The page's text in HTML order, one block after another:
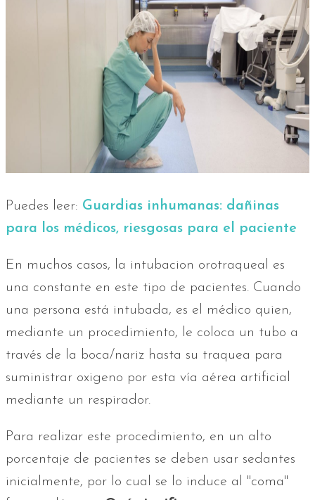
Puedes leer: Guardias inhumanas: dañinas
para los médicos, riesgosas para el paciente
En muchos casos, la intubacion orotraqueal es
una constante en este tipo de pacientes. Cuando
una persona está intubada, es el médico quien,
mediante un procedimiento, le coloca un tubo a
través de la boca/nariz hasta su traquea para
suministrar oxigeno por esta vía aérea artificial
mediante un respirador.
Para realizar este procedimiento, en un alto
porcentaje de pacientes se deben usar sedantes
inicialmente, por lo cual se lo induce al "coma"